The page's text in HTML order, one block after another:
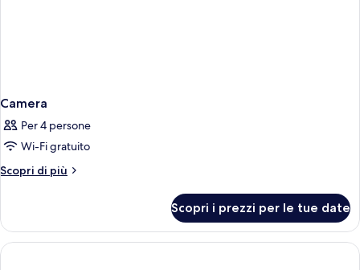
Camera
Per 4 persone
Wi-Fi gratuito
Scopri di più
Altri
Scopri i prezzi per le tue date